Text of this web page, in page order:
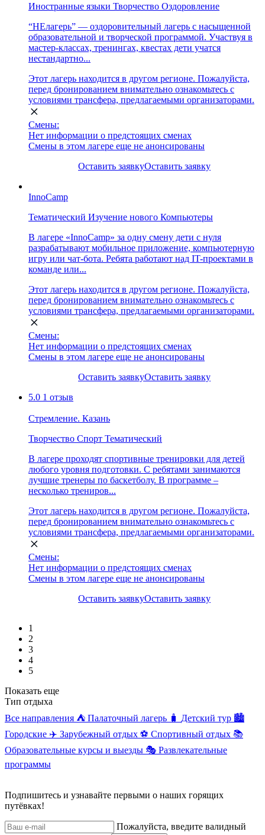
Иностранные языки Творчество Оздоровление
“НЕлагерь” — оздоровительный лагерь с насыщенной
образовательной и творческой программой. Участвуя в
мастер-классах, тренингах, квестах дети учатся
нестандартно...
Этот лагерь находится в другом регионе. Пожалуйста,
перед бронированием внимательно ознакомьтесь с
условиями трансфера, предлагаемыми организаторами.
Смены:
Нет информации о предстоящих сменах
Смены в этом лагере еще не анонсированы
Оставить заявкуОставить заявку
InnoCamp
Тематический Изучение нового Компьютеры
В лагере «InnoCamp» за одну смену дети с нуля
разрабатывают мобильное приложение, компьютерную
игру или чат-бота. Ребята работают над IT-проектами в
команде или...
Этот лагерь находится в другом регионе. Пожалуйста,
перед бронированием внимательно ознакомьтесь с
условиями трансфера, предлагаемыми организаторами.
Смены:
Нет информации о предстоящих сменах
Смены в этом лагере еще не анонсированы
Оставить заявкуОставить заявку
5.0 1 отзыв
Стремление. Казань
Творчество Спорт Тематический
В лагере проходят спортивные тренировки для детей
любого уровня подготовки. С ребятами занимаются
лучшие тренеры по баскетболу. В программе –
несколько трениров...
Этот лагерь находится в другом регионе. Пожалуйста,
перед бронированием внимательно ознакомьтесь с
условиями трансфера, предлагаемыми организаторами.
Смены:
Нет информации о предстоящих сменах
Смены в этом лагере еще не анонсированы
Оставить заявкуОставить заявку
1
2
3
4
5
Показать еще
Тип отдыха
Все направления ⛺ Палаточный лагерь 🧳 Детский тур 🏙️
Городские ✈️ Зарубежный отдых ⚽ Спортивный отдых 📚
Образовательные курсы и выезды 🎭 Развлекательные
программы
Подпишитесь и узнавайте первыми о наших горящих
путёвках!
Пожалуйста, введите валидный